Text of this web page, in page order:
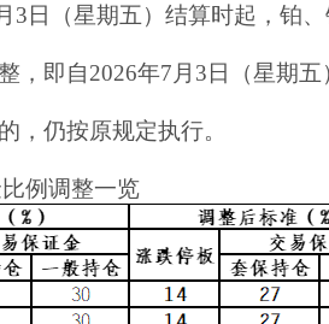
3日（星期五）结算时起，铂
，即自2026年7月3日（星期
，仍按原规定执行。
例调整一览